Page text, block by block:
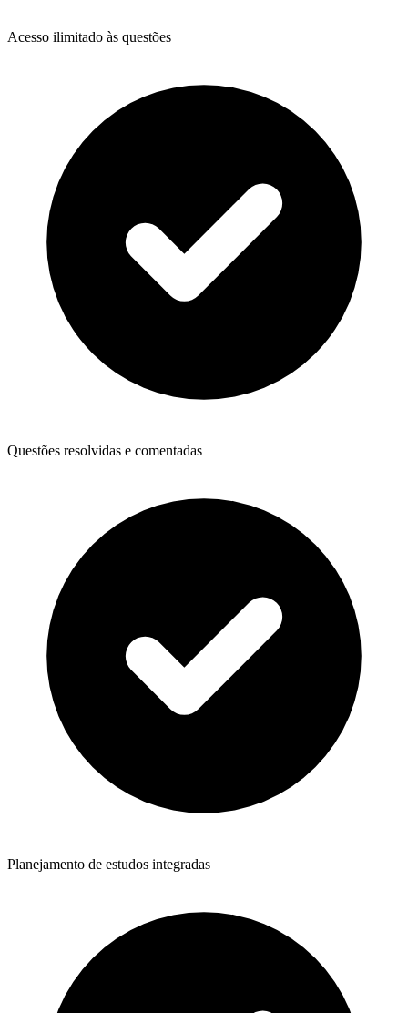
Acesso ilimitado às questões
Questões resolvidas e comentadas
Planejamento de estudos integradas